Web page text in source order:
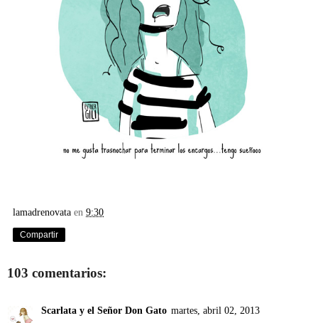
lamadrenovata en 9:30
Compartir
103 comentarios:
Scarlata y el Señor Don Gato martes, abril 02, 2013